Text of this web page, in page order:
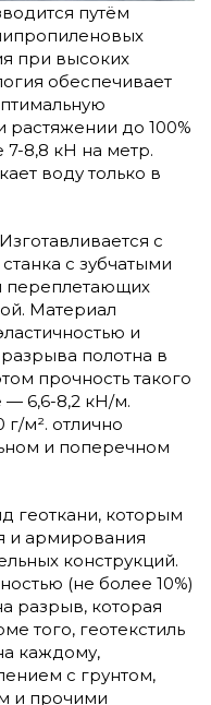
путём
при высоких
обеспечивает
растяжении до 100%
7-8,8 кН на метр.
воду только в
Изготавливается с
с зубчатыми
переплетающих
Материал
и
разрыва полотна в
прочность такого
— 6,6-8,2 кН/м.
г/м². отлично
и поперечном
геоткани, которым
и армирования
конструкций.
(не более 10%)
разрыв, которая
того, геотекстиль
каждому,
с грунтом,
и прочими